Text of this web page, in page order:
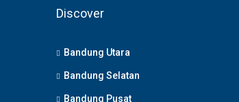
Discover
Bandung Utara
Bandung Selatan
Bandung Pusat